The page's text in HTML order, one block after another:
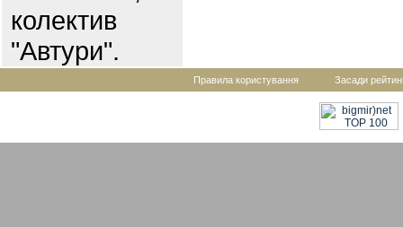
колектив
"Автури".
Правила користування Засади